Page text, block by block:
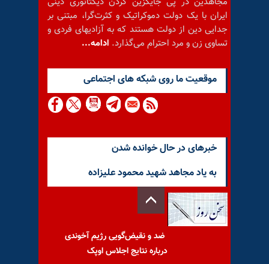
ایران با یک دولت دموکراتیک و کثرت‌گرا، مبتنی بر
جدایی دین از دولت هستند که به آزادیهای فردی و
تساوی زن و مرد احترام می‌گذارد. ادامه...
موقعيت ما روى شبكه هاى اجتماعى
خبرهای در حال خوانده شدن
به یاد مجاهد شهید محمود علیزاده
ضد و نقیض‌گویی رژیم آخوندی
درباره نتایج اجلاس اوپک